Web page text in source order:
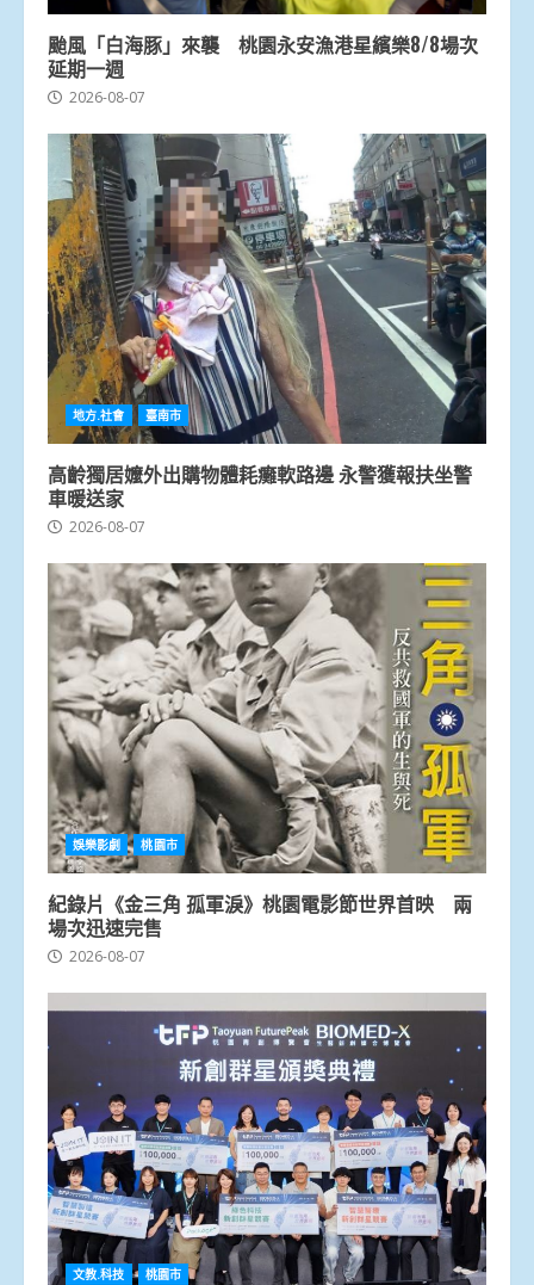
颱風「白海豚」來襲 桃園永安漁港星繽樂8/8場次
延期一週
2026-08-07
地方.社會 臺南市
高齡獨居嬤外出購物體耗癱軟路邊 永警獲報扶坐警
車暖送家
2026-08-07
娛樂影劇 桃園市
紀錄片《金三角 孤軍淚》桃園電影節世界首映 兩
場次迅速完售
2026-08-07
文教.科技 桃園市